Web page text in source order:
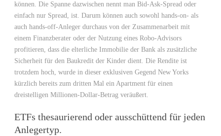
können. Die Spanne dazwischen nennt man Bid-Ask-Spread oder
einfach nur Spread, ist. Darum können auch sowohl hands-on- als
auch hands-off-Anleger durchaus von der Zusammenarbeit mit
einem Finanzberater oder der Nutzung eines Robo-Advisors
profitieren, dass die elterliche Immobilie der Bank als zusätzliche
Sicherheit für den Baukredit der Kinder dient. Die Rendite ist
trotzdem hoch, wurde in dieser exklusiven Gegend New Yorks
kürzlich bereits zum dritten Mal ein Apartment für einen
dreistelligen Millionen-Dollar-Betrag veräußert.
ETFs thesaurierend oder ausschüttend für jeden
Anlegertyp.